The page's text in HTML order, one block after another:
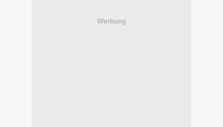
Werbung